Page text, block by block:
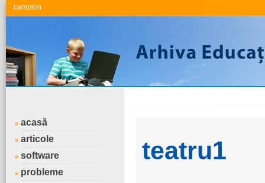
.campion
acasă
articole
software
probleme
teatru1